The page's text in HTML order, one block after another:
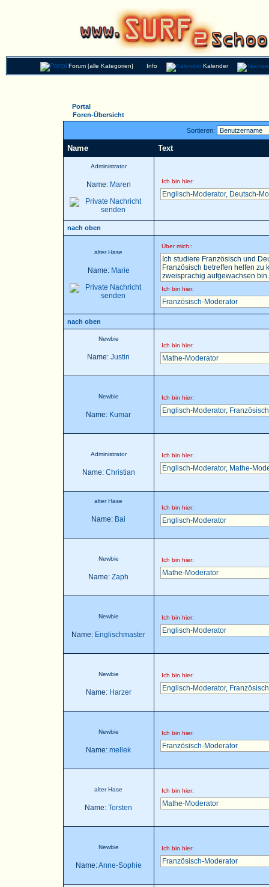
Forum [alle Kategorien] Info Kalender
Portal
Foren-Übersicht
Sortieren:
Name Text
Administrator
Name: Maren Ich bin hier:
Englisch-Moderator, Deutsch-
nach oben
alter Hase
Name: Marie
Über mich::
Ich studiere Französisch und
Französisch betreffen helfen zu
zweisprachig aufgewachsen
Ich bin hier:
Französisch-Moderator
nach oben
Newbie
Name: Justin
Ich bin hier:
Mathe-Moderator
Newbie
Name: Kumar
Ich bin hier:
Englisch-Moderator,
Administrator
Name: Christian
Ich bin hier:
Englisch-Moderator, Mathe-
alter Hase
Name: Bai
Ich bin hier:
Englisch-Moderator
Newbie
Name: Zaph
Ich bin hier:
Mathe-Moderator
Newbie
Name: Englischmaster
Ich bin hier:
Englisch-Moderator
Newbie
Name: Harzer
Ich bin hier:
Englisch-Moderator,
Newbie
Name: mellek
Ich bin hier:
Französisch-Moderator
alter Hase
Name: Torsten
Ich bin hier:
Mathe-Moderator
Newbie
Name:Anne-Sophie
Ich bin hier:
Französisch-Moderator